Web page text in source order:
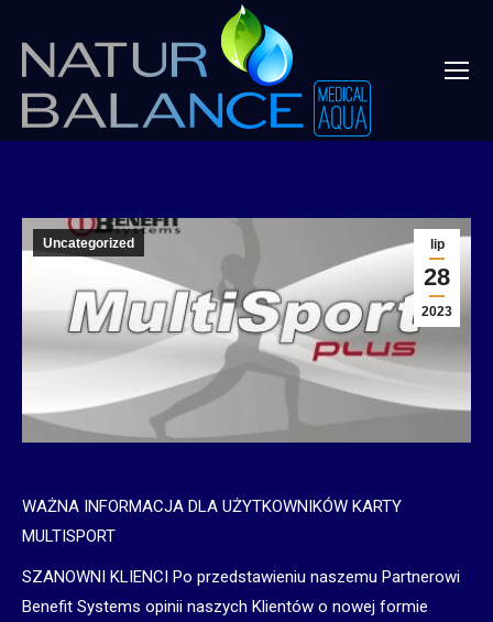
lip
28
2023
Uncategorized
WAŻNA INFORMACJA DLA UŻYTKOWNIKÓW KARTY
MULTISPORT
SZANOWNI KLIENCI Po przedstawieniu naszemu Partnerowi
Benefit Systems opinii naszych Klientów o nowej formie